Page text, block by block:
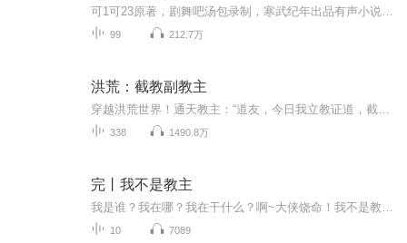
99 212.7万
洪荒：截教副教主
338 1490.8万
完丨我不是教主
10 7089